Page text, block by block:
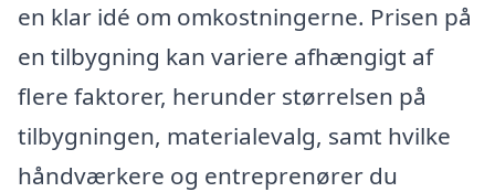
en klar idé om omkostningerne. Prisen på
en tilbygning kan variere afhængigt af
flere faktorer, herunder størrelsen på
tilbygningen, materialevalg, samt hvilke
håndværkere og entreprenører du